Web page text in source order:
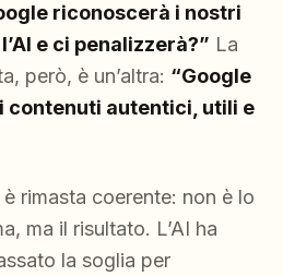
riconoscerà i nostri
e ci penalizzerà?” La
però, è un’altra: “Google
contenuti autentici, utili e
rimasta coerente: non è lo
ma il risultato. L’AI ha
la soglia per